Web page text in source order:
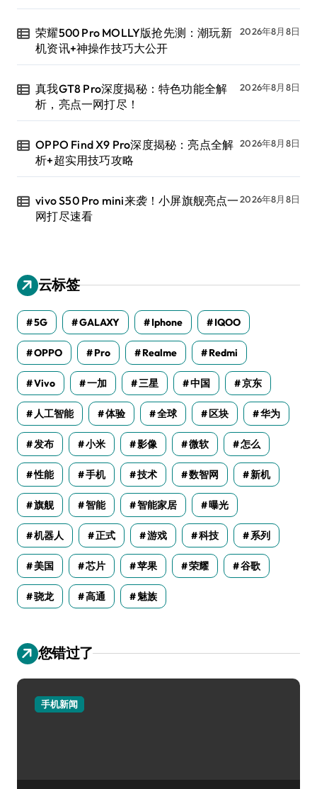
荣耀500 Pro MOLLY版抢先测：潮玩新
机资讯+神操作技巧大公开
2026年8月8日
真我GT8 Pro深度揭秘：特色功能全解
析，亮点一网打尽！
2026年8月8日
OPPO Find X9 Pro深度揭秘：亮点全解
析+超实用技巧攻略
2026年8月8日
vivo S50 Pro mini来袭！小屏旗舰亮点一
网打尽速看
2026年8月8日
云标签
5G GALAXY Iphone IQOO
OPPO Pro Realme Redmi
Vivo 一加 三星 中国 京东
人工智能 体验 全球 区块 华为
发布 小米 影像 微软 怎么
性能 手机 技术 数智网 新机
旗舰 智能 智能家居 曝光
机器人 正式 游戏 科技 系列
美国 芯片 苹果 荣耀 谷歌
骁龙 高通 魅族
您错过了
手机新闻